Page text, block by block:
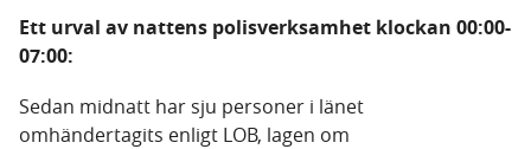
Ett urval av nattens polisverksamhet klockan 00:00-
07:00:
Sedan midnatt har sju personer i länet
omhändertagits enligt LOB, lagen om